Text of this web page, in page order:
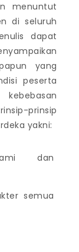
menuntut
di seluruh
dapat
yang
peserta
prinsip
yakni:
dan
semua